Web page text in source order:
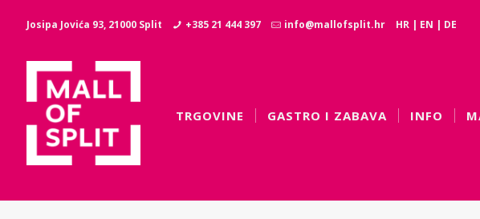
Josipa Jovića 93, 21000 Split +385 21 444 397 info@mallofsplit.hr HR | EN | DE
TRGOVINE GASTRO I ZABAVA INFO